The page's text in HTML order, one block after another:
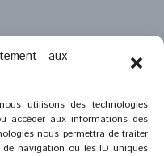
aux
utilisons des technologies
accéder aux informations des
nous permettra de traiter
de navigation ou les ID uniques